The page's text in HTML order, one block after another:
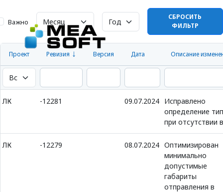
Важно
СБРОСИТЬ
ФИЛЬТР
Проект Ревизия Версия Дата Описание
ЛК -12281 09.07.2024 Исправлено
определение
при отсутствии
ЛК -12279 08.07.2024 Оптимизирован
минимально
допустимые
габариты
отправления в